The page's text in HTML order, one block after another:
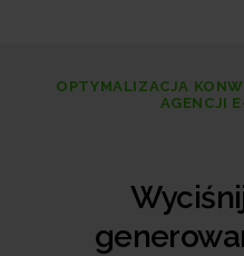
OPTYMALIZACJA
AGENCJI